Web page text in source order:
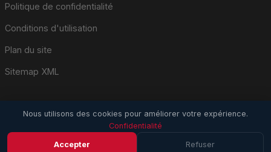
Politique de confidentialité
Conditions d'utilisation
Plan du site
Sitemap XML
© 2026 EmploiSuisse.com. Tous droits réservés.
Nous utilisons des cookies pour améliorer votre expérience.
Confidentialité
Accepter Refuser